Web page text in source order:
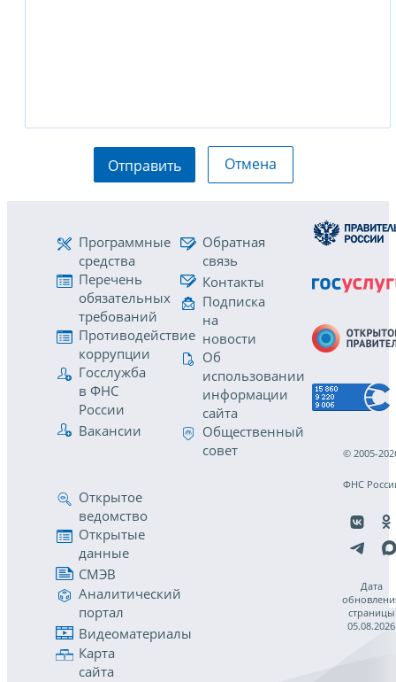
Отправить Отмена
Программные
средства
Перечень
обязательных
требований
Противодействие
коррупции
Госслужба
в ФНС
России
Вакансии
Обратная
связь
Контакты
Подписка
на
новости
Об
использовании
информации
сайта
Общественный
совет
Открытое
ведомство
Открытые
данные
СМЭВ
Аналитический
портал
Видеоматериалы
Карта
сайта
© 2005-
ФНС
Дата
страницы
05.08.2026